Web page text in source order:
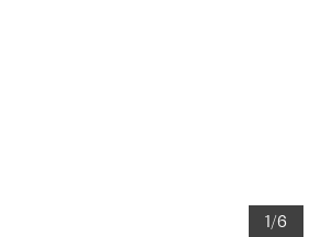
1/6